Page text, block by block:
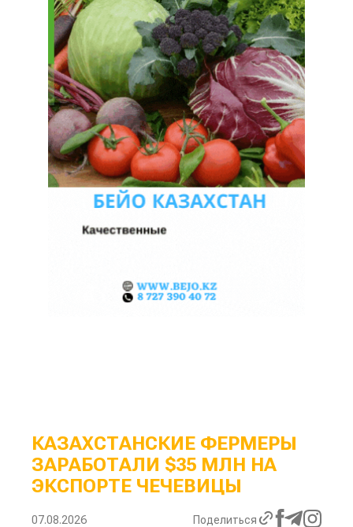
КАЗАХСТАНСКИЕ ФЕРМЕРЫ
ЗАРАБОТАЛИ $35 МЛН НА
ЭКСПОРТЕ ЧЕЧЕВИЦЫ
07.08.2026 Поделиться